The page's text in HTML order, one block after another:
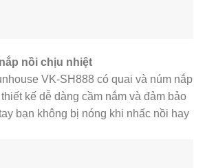
nồi chịu nhiệt
VK-SH888 có quai và núm nắp
kế dễ dàng cầm nắm và đảm bảo
bạn không bị nóng khi nhấc nồi hay